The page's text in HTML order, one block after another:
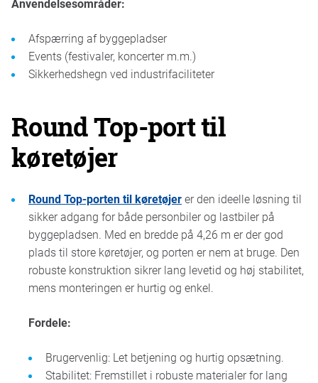
Anvendelsesområder:
Afspærring af byggepladser
Events (festivaler, koncerter m.m.)
Sikkerhedshegn ved industrifaciliteter
Round Top-port til
køretøjer
Round Top-porten til køretøjerer den ideelle løsning til
sikker adgang for både personbiler og lastbiler på
byggepladsen. Med en bredde på 4,26 m er der god
plads til store køretøjer, og porten er nem at bruge. Den
robuste konstruktion sikrer lang levetid og høj stabilitet,
mens monteringen er hurtig og enkel.
Fordele:
Brugervenlig: Let betjening og hurtig opsætning.
Stabilitet: Fremstillet i robuste materialer for lang